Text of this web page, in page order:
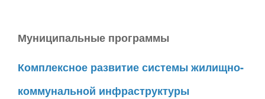
Муниципальные программы
Комплексное развитие системы жилищно-
коммунальной инфраструктуры